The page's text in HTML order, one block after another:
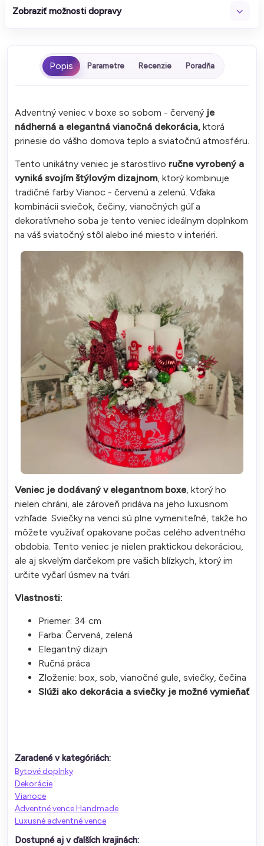
Zobraziť možnosti dopravy
Parametre Recenzie Poradňa
Adventný veniec v boxe so sobom - červený je
nádherná a elegantná vianočná dekorácia, ktorá
prinesie do vášho domova teplo a sviatočnú atmosféru.
Tento unikátny veniec je starostlivo ručne vyrobený a
vyniká svojím štýlovým dizajnom, ktorý kombinuje
tradičné farby Vianoc - červenú a zelenú. Vďaka
kombinácii sviečok, čečiny, vianočných gúľ a
dekoratívneho soba je tento veniec ideálnym doplnkom
na váš sviatočný stôl alebo iné miesto v interiéri.
Veniec je dodávaný v elegantnom boxe , ktorý ho
nielen chráni, ale zároveň pridáva na jeho luxusnom
vzhľade. Sviečky na venci sú plne vymeniteľné, takže ho
môžete využívať opakovane počas celého adventného
obdobia. Tento veniec je nielen praktickou dekoráciou,
ale aj skvelým darčekom pre vašich blízkych, ktorý im
určite vyčarí úsmev na tvári.
Vlastnosti:
Priemer: 34 cm
Farba: Červená, zelená
Elegantný dizajn
Ručná práca
Zloženie: box, sob, vianočné gule, sviečky, čečina
Slúži ako dekorácia a sviečky je možné vymieňať
Zaradené v kategóriách:
Bytové doplnky
Dekorácie
Vianoce
Adventné vence Handmade
Luxusné adventné vence
Dostupné aj v ďalších krajinách: